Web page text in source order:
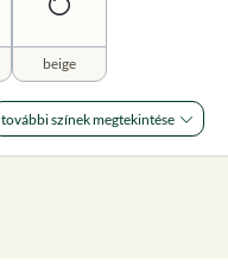
beige
további színek megtekintése